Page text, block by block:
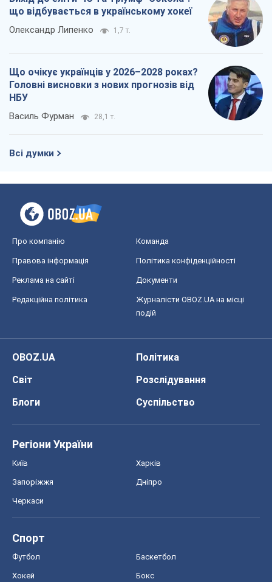
що відбувається в українському хокеї
Олександр Липенко 1,7 т.
Що очікує українців у 2026–2028 роках?
Головні висновки з нових прогнозів від
НБУ
Василь Фурман 28,1 т.
Всі думки
Про компанію Команда
Правова інформація Політика конфіденційності
Реклама на сайті Документи
Редакційна політика
Журналісти OBOZ.UA на місці
подій
OBOZ.UA
Політика
Світ
Розслідування
Блоги
Суспільство
Регіони України
Київ Харків
Запоріжжя Дніпро
Черкаси
Спорт
Футбол Баскетбол
Хокей Бокс